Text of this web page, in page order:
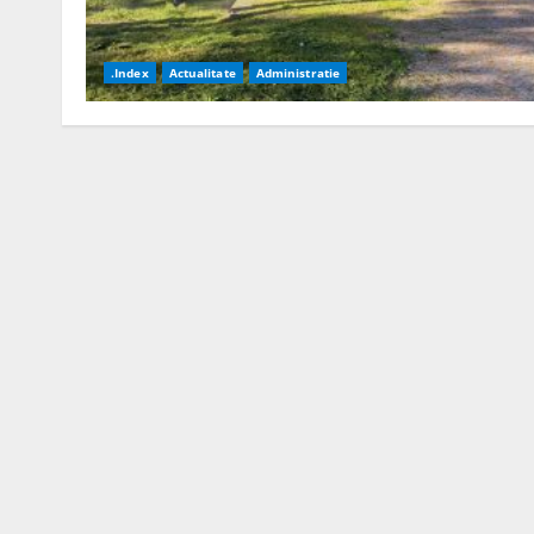
.Index Actualitate Administratie